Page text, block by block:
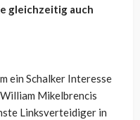
gleichzeitig auch
ein Schalker Interesse
Mikelbrencis
Linksverteidiger in